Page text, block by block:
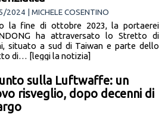
2024 | MICHELE COSENTINO
la fine di ottobre 2023, la portaerei
ha attraversato lo Stretto di
situato a sud di Taiwan e parte dello
di… [leggi la notizia]
sulla Luftwaffe: un
risveglio, dopo decenni di